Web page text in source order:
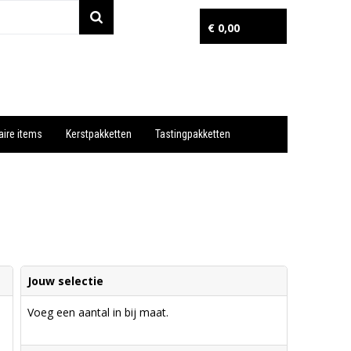
€ 0,00
items Kerstpakketten Tastingpakketten
Jouw selectie
Voeg een aantal in bij maat.